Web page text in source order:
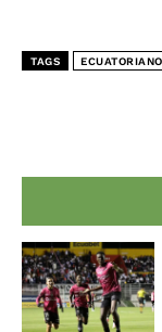
TAGS